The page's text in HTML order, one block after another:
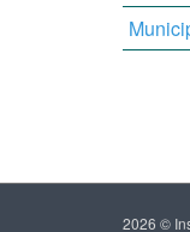
2026 ©